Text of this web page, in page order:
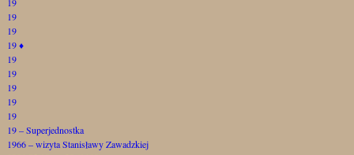
19
19
19♦
19
19
19
19
19
19 – Superjednostka
1966 – wizyta Stanisławy Zawadzkiej